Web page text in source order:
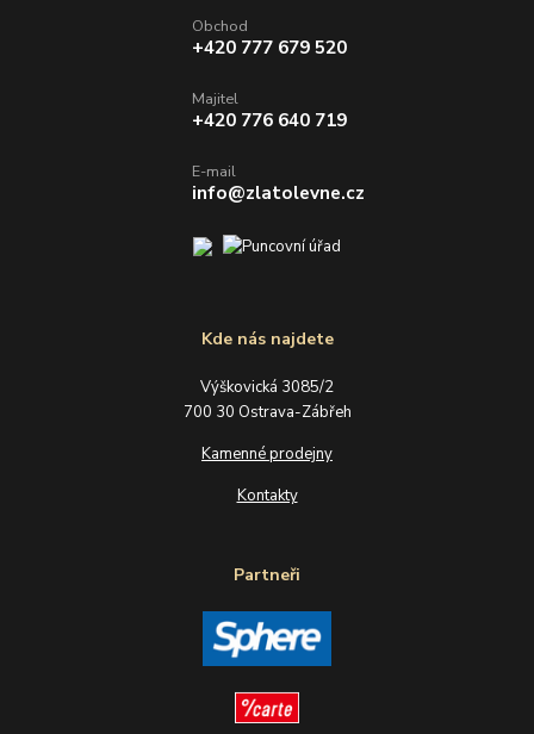
Kde nás najdete
Výškovická 3085/2
700 30 Ostrava-Zábřeh
Kamenné prodejny
Kontakty
Partneři
Obchod
+420 777 679 520
Majitel
+420 776 640 719
E-mail
info@zlatolevne.cz